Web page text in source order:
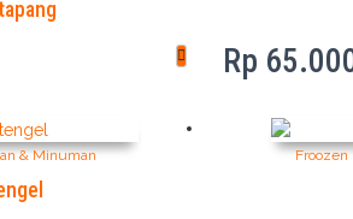
Rp
& Minuman Froozen